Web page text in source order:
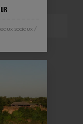
sociaux /